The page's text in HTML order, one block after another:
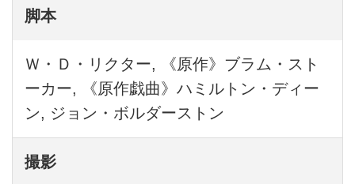
脚本
Ｗ・Ｄ・リクター, 《原作》ブラム・スト
ーカー, 《原作戯曲》ハミルトン・ディー
ン, ジョン・ボルダーストン
撮影